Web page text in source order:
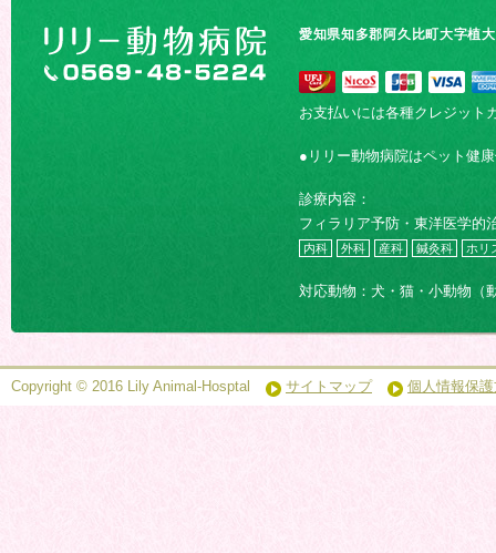
愛知県知多郡阿久比町大字植
お支払いには各種クレジット
●リリー動物病院はペット健
診療内容：
フィラリア予防・東洋医学的
内科 外科 産科 鍼灸科 ホリ
対応動物：犬・猫・小動物（
Copyright © 2016 Lily Animal-Hosptal サイトマップ 個人情報保